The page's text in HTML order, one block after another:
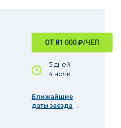
ОТ 81 000₽/ЧЕЛ
5 дней
4 ночи
Ближайшие
даты заезда